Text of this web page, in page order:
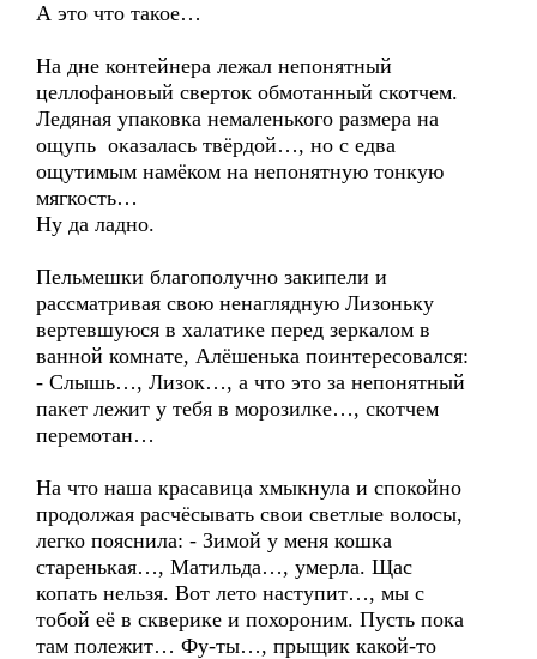
А это что такое…
На дне контейнера лежал непонятный
целлофановый сверток обмотанный скотчем.
Ледяная упаковка немаленького размера на
ощупь оказалась твёрдой…, но с едва
ощутимым намёком на непонятную тонкую
мягкость…
Ну да ладно.
Пельмешки благополучно закипели и
рассматривая свою ненаглядную Лизоньку
вертевшуюся в халатике перед зеркалом в
ванной комнате, Алёшенька поинтересовался:
- Слышь…, Лизок…, а что это за непонятный
пакет лежит у тебя в морозилке…, скотчем
перемотан…
На что наша красавица хмыкнула и спокойно
продолжая расчёсывать свои светлые волосы,
легко пояснила: - Зимой у меня кошка
старенькая…, Матильда…, умерла. Щас
копать нельзя. Вот лето наступит…, мы с
тобой её в скверике и похороним. Пусть пока
там полежит… Фу-ты…, прыщик какой-то